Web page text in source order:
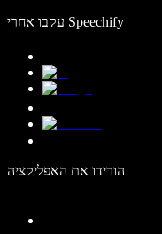
עקבו אחרי Speechify
הורידו את האפליקציה